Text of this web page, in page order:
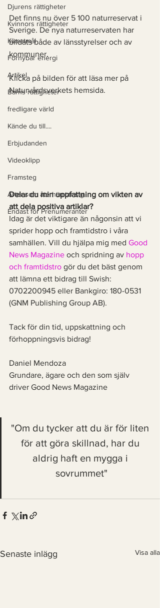
Djurens rättigheter
Kvinnors rättigheter
Klimatmål
Förnybar energi
Artikel
Barns rättigheter
fredligare värld
Kände du till....
Erbjudanden
Videoklipp
Framsteg
Arter som återhämtar sig
Endast för Prenumeranter
Det finns nu över 5 100 naturreservat i
Sverige. De nya naturreservaten har
bildats både av länsstyrelser och av
kommuner.
Klicka på bilden för att läsa mer på
Naturvårdsverkets hemsida.
Delar du min uppfattning om vikten av
att dela positiva artiklar?
Idag är det viktigare än någonsin att vi
sprider hopp och framtidstro i våra
samhällen. Vill du hjälpa mig med Good
News Magazine och spridning av hopp
och framtidstro gör du det bäst genom
att lämna ett bidrag till Swish:
0702200945 eller Bankgiro: 180-0531
(GNM Publishing Group AB).
Tack för din tid, uppskattning och
förhoppningsvis bidrag!
Daniel Mendoza
Grundare, ägare och den som själv
driver Good News Magazine
"Om du tycker att du är för liten
för att göra skillnad, har du
aldrig haft en mygga i
sovrummet"
Senaste inlägg Visa alla